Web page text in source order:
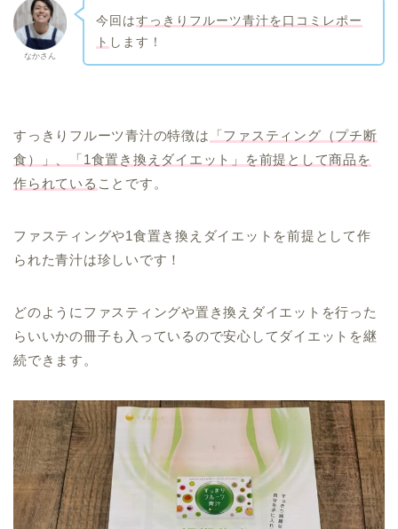
なかさん
今回はすっきりフルーツ青汁を口コミレポー
ト します！
すっきりフルーツ青汁の特徴は 「ファスティング（プチ断
食）」、「1食置き換えダイエット」を前提として商品を
作られている ことです。
ファスティングや1食置き換えダイエットを前提として作
られた青汁は珍しいです！
どのようにファスティングや置き換えダイエットを行った
らいいかの冊子も入っているので安心してダイエットを継
続できます。